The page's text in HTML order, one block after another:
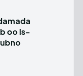
oo Is-